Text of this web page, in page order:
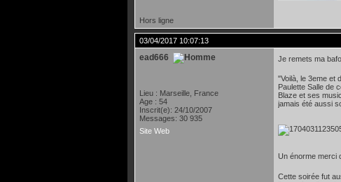
Hors ligne
03/04/2017 10:07:13
ead666
Lieu : Marseille, France
Age : 54
Inscrit(e): 24/10/2007
Messages: 30 935
Site Web
Je remets ma
"Voilà, le 3eme et
Paulette Salle de
Blaze et ses
jamais été aussi
Un énorme merci
Cette soirée fut